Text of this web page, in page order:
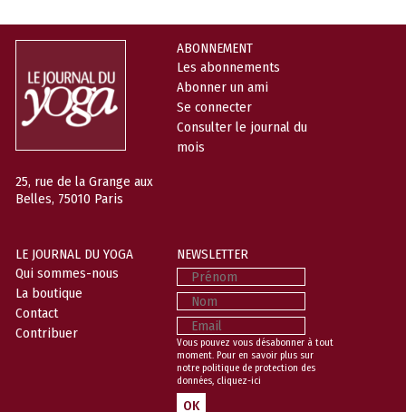
25, rue de la Grange aux
Belles, 75010 Paris
ABONNEMENT
Les abonnements
Abonner un ami
Se connecter
Consulter le journal du
mois
LE JOURNAL DU YOGA
Qui sommes-nous
La boutique
Contact
Contribuer
NEWSLETTER
Prénom
Nom
Email
Vous pouvez vous désabonner à tout
moment. Pour en savoir plus sur
notre politique de protection des
données, cliquez-ici